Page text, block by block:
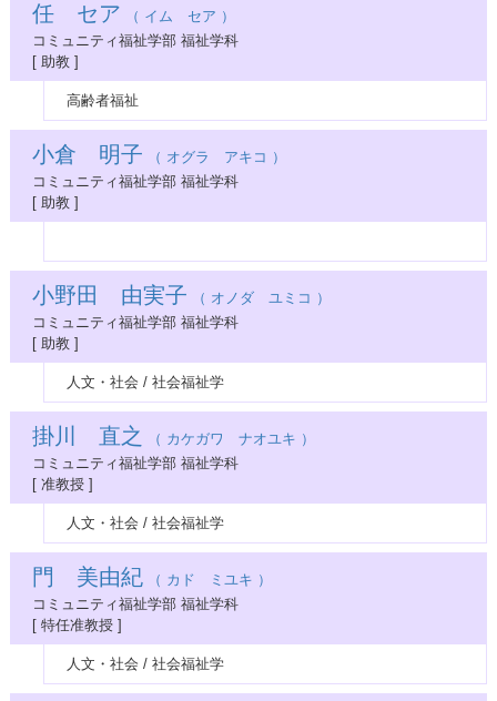
任 セア （ イム セア ）
コミュニティ福祉学部 福祉学科
[ 助教 ]
高齢者福祉
小倉 明子 （ オグラ アキコ ）
コミュニティ福祉学部 福祉学科
[ 助教 ]
小野田 由実子 （ オノダ ユミコ ）
コミュニティ福祉学部 福祉学科
[ 助教 ]
人文・社会 / 社会福祉学
掛川 直之
（ カケガワ ナオユキ ）
コミュニティ福祉学部 福祉学科
[ 准教授 ]
人文・社会 / 社会福祉学
門 美由紀 （ カド ミユキ ）
コミュニティ福祉学部 福祉学科
[ 特任准教授 ]
人文・社会 / 社会福祉学